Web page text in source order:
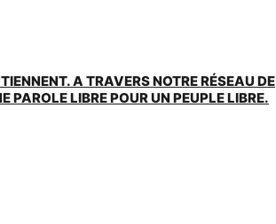
A TRAVERS NOTRE RÉSEAU DE
PAROLE LIBRE POUR UN PEUPLE LIBRE.